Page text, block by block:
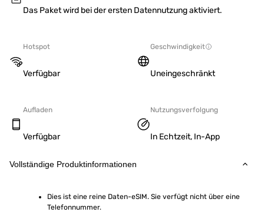
Das Paket wird bei der ersten Datennutzung aktiviert.
Hotspot
Verfügbar
Geschwindigkeit
Uneingeschränkt
Aufladen
Verfügbar
Nutzungsverfolgung
In Echtzeit, In-App
Vollständige Produktinformationen
Dies ist eine reine Daten-eSIM. Sie verfügt nicht über eine
Telefonnummer.